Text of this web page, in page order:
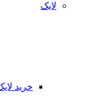
لایک
خرید